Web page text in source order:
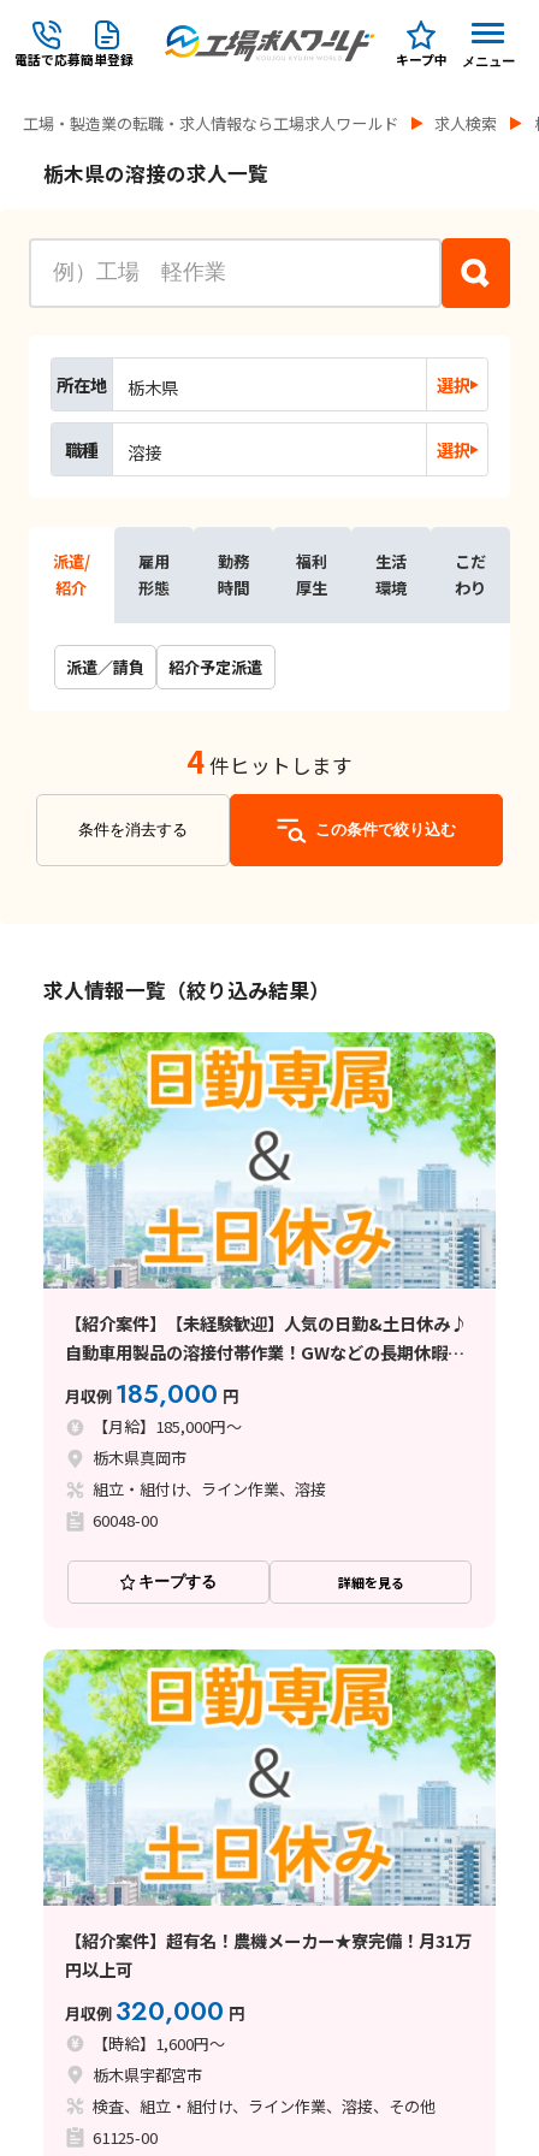
電話で応募簡単登録 キープ中 メニュー
工場・製造業の転職・求人情報なら工場求人ワールド 求人検索
栃木県の溶接の求人一覧
所在地 栃木県 選択
職種 溶接 選択
派遣/
紹介
雇用
形態
勤務
時間
福利
厚生
生活
環境
こだ
わり
派遣／請負 紹介予定派遣
4件ヒットします
条件を消去する この条件で絞り込む
求人情報一覧（絞り込み結果）
【紹介案件】【未経験歓迎】人気の日勤&土日休み♪
自動車用製品の溶接付帯作業！GWなどの長期休暇あ
月収例 185,000 円
【月給】185,000円～
栃木県真岡市
組立・組付け、ライン作業、溶接
60048-00
キープする 詳細を見る
【紹介案件】超有名！農機メーカー★寮完備！月31万
円以上可
月収例 320,000 円
【時給】1,600円～
栃木県宇都宮市
検査、組立・組付け、ライン作業、溶接、その他
61125-00